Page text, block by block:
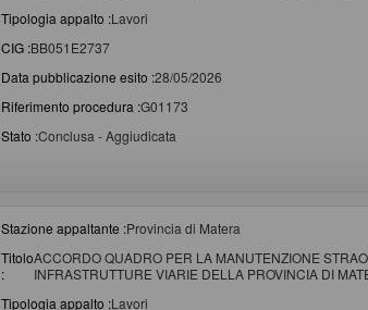
Tipologia appalto :Lavori
CIG :BB051E2737
Data pubblicazione esito :28/05/2026
Riferimento procedura :G01173
Stato :Conclusa - Aggiudicata
Stazione appaltante :Provincia di Matera
Titolo
:
ACCORDO QUADRO PER LA MANUTENZIONE
INFRASTRUTTURE VIARIE DELLA PROVINCIA DI
Tipologia appalto :Lavori